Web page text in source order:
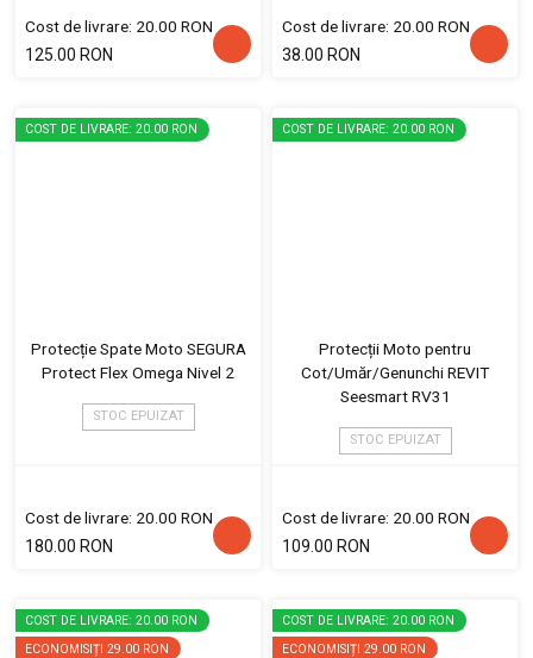
Cost de livrare: 20.00 RON
125.00 RON
Cost de livrare: 20.00 RON
38.00 RON
COST DE LIVRARE: 20.00 RON
Protecție Spate Moto SEGURA
Protect Flex Omega Nivel 2
STOC EPUIZAT
Cost de livrare: 20.00 RON
180.00 RON
COST DE LIVRARE: 20.00 RON
Protecții Moto pentru
Cot/Umăr/Genunchi REVIT
Seesmart RV31
STOC EPUIZAT
Cost de livrare: 20.00 RON
109.00 RON
COST DE LIVRARE: 20.00 RON
ECONOMISIȚI 29.00 RON
COST DE LIVRARE: 20.00 RON
ECONOMISIȚI 29.00 RON